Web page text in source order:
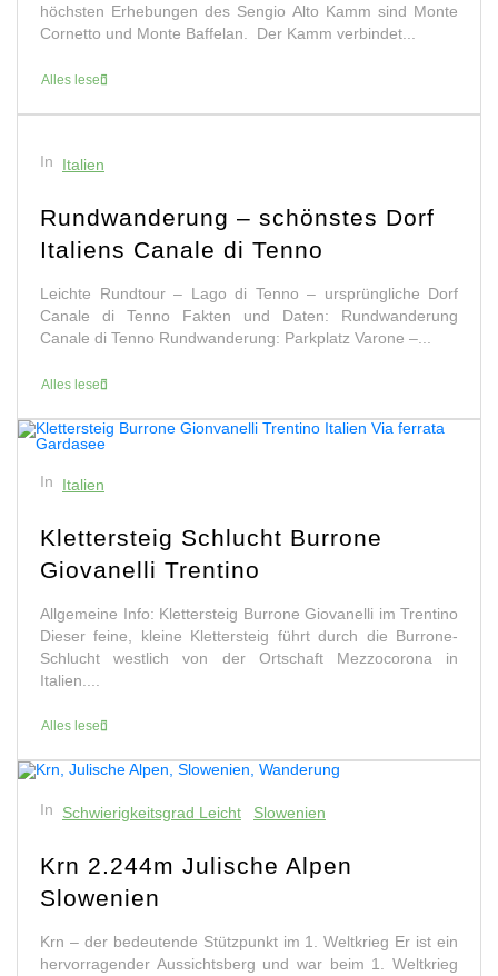
höchsten Erhebungen des Sengio Alto Kamm sind Monte
Cornetto und Monte Baffelan. Der Kamm verbindet...
Alles lesen
In Italien
Rundwanderung – schönstes Dorf
Italiens Canale di Tenno
Leichte Rundtour – Lago di Tenno – ursprüngliche Dorf
Canale di Tenno Fakten und Daten: Rundwanderung
Canale di Tenno Rundwanderung: Parkplatz Varone –...
Alles lesen
In Italien
Klettersteig Schlucht Burrone
Giovanelli Trentino
Allgemeine Info: Klettersteig Burrone Giovanelli im Trentino
Dieser feine, kleine Klettersteig führt durch die Burrone-
Schlucht westlich von der Ortschaft Mezzocorona in
Italien....
Alles lesen
In Schwierigkeitsgrad Leicht Slowenien
Krn 2.244m Julische Alpen
Slowenien
Krn – der bedeutende Stützpunkt im 1. Weltkrieg Er ist ein
hervorragender Aussichtsberg und war beim 1. Weltkrieg